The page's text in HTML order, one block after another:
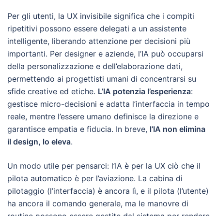
Per gli utenti, la UX invisibile significa che i compiti
ripetitivi possono essere delegati a un assistente
intelligente, liberando attenzione per decisioni più
importanti. Per designer e aziende, l’IA può occuparsi
della personalizzazione e dell’elaborazione dati,
permettendo ai progettisti umani di concentrarsi su
sfide creative ed etiche. L’IA potenzia l’esperienza:
gestisce micro-decisioni e adatta l’interfaccia in tempo
reale, mentre l’essere umano definisce la direzione e
garantisce empatia e fiducia. In breve, l’IA non elimina
il design, lo eleva.
Un modo utile per pensarci: l’IA è per la UX ciò che il
pilota automatico è per l’aviazione. La cabina di
pilotaggio (l’interfaccia) è ancora lì, e il pilota (l’utente)
ha ancora il comando generale, ma le manovre di